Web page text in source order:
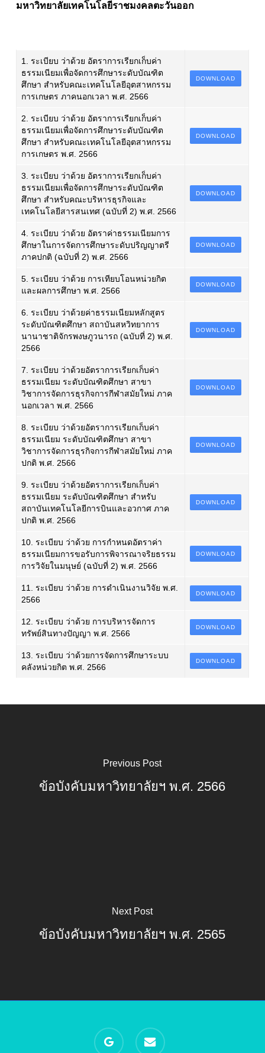
มหาวิทยาลัยเทคโนโลยีราชมงคลตะวันออก
1. ระเบียบ ว่าด้วย อัตราการเรียกเก็บค่า
ธรรมเนียมเพื่อจัดการศึกษาระดับบัณฑิต
ศึกษา สำหรับคณะเทคโนโลยีอุตสาหกรรม
การเกษตร ภาคนอกเวลา พ.ศ. 2566
DOWNLOAD
2. ระเบียบ ว่าด้วย อัตราการเรียกเก็บค่า
ธรรมเนียมเพื่อจัดการศึกษาระดับบัณฑิต
ศึกษา สำหรับคณะเทคโนโลยีอุตสาหกรรม
การเกษตร พ.ศ. 2566
DOWNLOAD
3. ระเบียบ ว่าด้วย อัตราการเรียกเก็บค่า
ธรรมเนียมเพื่อจัดการศึกษาระดับบัณฑิต
ศึกษา สำหรับคณะบริหารธุรกิจและ
เทคโนโลยีสารสนเทศ (ฉบับที่ 2) พ.ศ. 2566
DOWNLOAD
4. ระเบียบ ว่าด้วย อัตราค่าธรรมเนียมการ
ศึกษาในการจัดการศึกษาระดับปริญญาตรี
ภาคปกติ (ฉบับที่ 2) พ.ศ. 2566
DOWNLOAD
5. ระเบียบ ว่าด้วย การเทียบโอนหน่วยกิต
และผลการศึกษา พ.ศ. 2566
DOWNLOAD
6. ระเบียบ ว่าด้วยค่าธรรมเนียมหลักสูตร
ระดับบัณฑิตศึกษา สถาบันสหวิทยาการ
นานาชาติจักรพงษภูวนารถ (ฉบับที่ 2) พ.ศ.
2566
DOWNLOAD
7. ระเบียบ ว่าด้วยอัตราการเรียกเก็บค่า
ธรรมเนียม ระดับบัณฑิตศึกษา สาขา
วิชาการจัดการธุรกิจการกีฬาสมัยใหม่ ภาค
นอกเวลา พ.ศ. 2566
DOWNLOAD
8. ระเบียบ ว่าด้วยอัตราการเรียกเก็บค่า
ธรรมเนียม ระดับบัณฑิตศึกษา สาขา
วิชาการจัดการธุรกิจการกีฬาสมัยใหม่ ภาค
ปกติ พ.ศ. 2566
DOWNLOAD
9. ระเบียบ ว่าด้วยอัตราการเรียกเก็บค่า
ธรรมเนียม ระดับบัณฑิตศึกษา สำหรับ
สถาบันเทคโนโลยีการบินและอวกาศ ภาค
ปกติ พ.ศ. 2566
DOWNLOAD
10. ระเบียบ ว่าด้วย การกำหนดอัตราค่า
ธรรมเนียมการขอรับการพิจารณาจริยธรรม
การวิจัยในมนุษย์ (ฉบับที่ 2) พ.ศ. 2566
DOWNLOAD
11. ระเบียบ ว่าด้วย การดำเนินงานวิจัย พ.ศ.
2566
DOWNLOAD
12. ระเบียบ ว่าด้วย การบริหารจัดการ
ทรัพย์สินทางปัญญา พ.ศ. 2566
DOWNLOAD
13. ระเบียบ ว่าด้วยการจัดการศึกษาระบบ
คลังหน่วยกิต พ.ศ. 2566
DOWNLOAD
Previous Post
ข้อบังคับมหาวิทยาลัยฯ พ.ศ. 2566
Next Post
ข้อบังคับมหาวิทยาลัยฯ พ.ศ. 2565
google-
plus
email